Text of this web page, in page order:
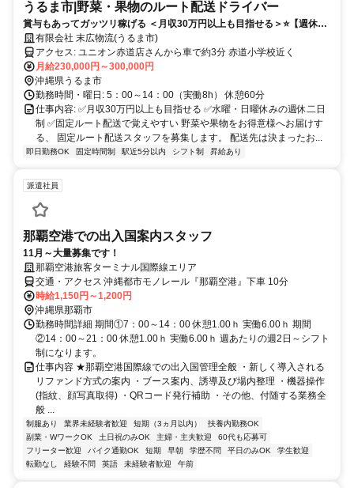
うるま市|野菜・果物のルート配送ドライバー
賞与もあってガッツリ稼げる ＜月収30万円以上も目指せる＞⭐【週休二
日制・年末年始・GW休み】⭐未経験歓迎もしっかり稼げる⭐
有限会社 末広物流(うるま市)
アクセス: ユニオン赤道店さんから車で約3分 赤道小学校近く
月給230,000円～300,000円
沖縄県うるま市
勤務時間・曜日: 5：00～14：00（実働8h） 休憩60分
仕事内容: ✅月収30万円以上も目指せる ✅水曜・日曜休みの週休二日
制 ✅固定ルート配送で覚えやすい 野菜や果物をお得意様へお届けす
る、 固定ルート配送スタッフを募集します。 配送先は決まったお...
即日勤務OK 固定時間制 駅近5分以内 シフト制 昇給あり
派遣社員
那覇空港での出入国案内スタッフ
11月～大量募集です！
那覇空港旅客ターミナル国際線エリア
交通・アクセス 沖縄都市モノレール『那覇空港』下車 10分
時給1,150円～1,200円
沖縄県那覇市
勤務時間詳細 期間①7：00～14：00 休憩1.00ｈ 実働6.00ｈ 期間
②14：00～21：00 休憩1.00ｈ 実働6.00ｈ 週あたりの週2日～シフト
制になります。
仕事内容 ★那覇空港国際線での出入国管理全般 ・新しく導入される
リファンド方式の案内 ・ブース案内、誘導及び場内整理 ・機器操作
(指紋、顔写真取得) ・QRコード発行補助 ・その他、付随する業務全
般 ...
制服あり 業界未経験者歓迎 短期（3ヵ月以内）
扶養内勤務OK
副業・WワークOK
土日祝のみOK 主婦・主夫歓迎
60代も応募可
フリーター歓迎
バイク通勤OK 短期 早朝 学歴不問 平日のみOK
学生歓迎
転勤なし
経験不問 英語 未経験者歓迎 午前